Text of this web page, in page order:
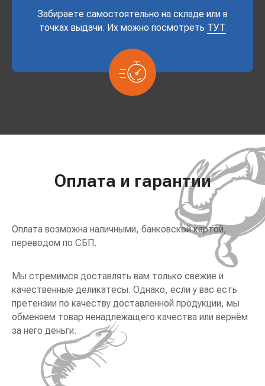
Забираете самостоятельно на складе или в
точках выдачи. Их можно посмотреть ТУТ
Оплата и гарантии
Оплата возможна наличными, банковской картой,
переводом по СБП.
Мы стремимся доставлять вам только свежие и
качественные деликатесы. Однако, если у вас есть
претензии по качеству доставленной продукции, мы
обменяем товар ненадлежащего качества или вернём
за него деньги.